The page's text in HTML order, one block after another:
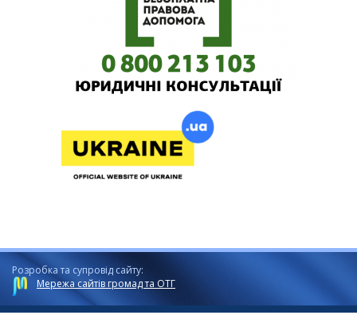
Розробка та супровід сайту:
Мережа сайтів громад та ОТГ